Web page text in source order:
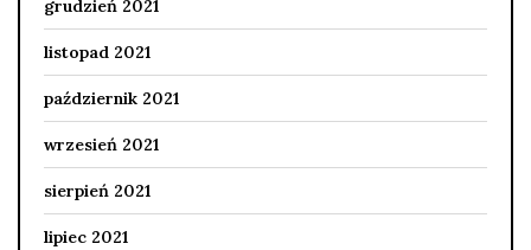
grudzień 2021
listopad 2021
październik 2021
wrzesień 2021
sierpień 2021
lipiec 2021